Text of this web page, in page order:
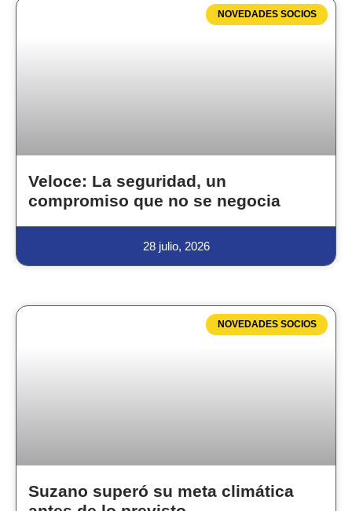
NOVEDADES SOCIOS
Veloce: La seguridad, un
compromiso que no se negocia
28 julio, 2026
NOVEDADES SOCIOS
Suzano superó su meta climática